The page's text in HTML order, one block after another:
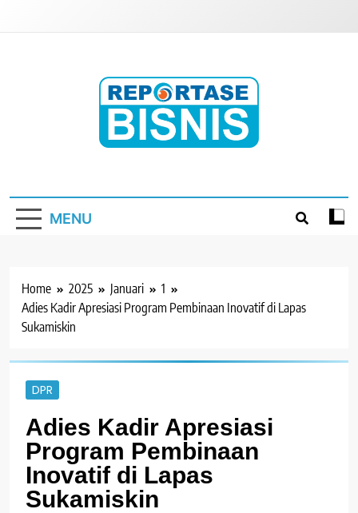
MENU
Home 2025 Januari
1
Adies Kadir Apresiasi Program Pembinaan Inovatif di Lapas
Sukamiskin
DPR
Adies Kadir Apresiasi
Program Pembinaan
Inovatif di Lapas
Sukamiskin